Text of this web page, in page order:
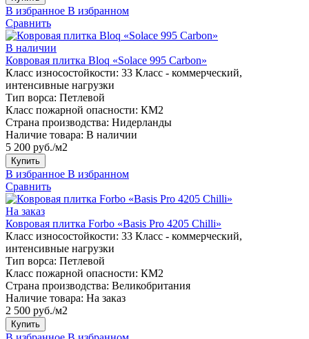
В избранное В избранном
Сравнить
В наличии
Ковровая плитка Bloq «Solace 995 Carbon»
Класс износостойкости: 33 Класс - коммерческий,
интенсивные нагрузки
Тип ворса: Петлевой
Класс пожарной опасности: КМ2
Страна производства: Нидерланды
Наличие товара: В наличии
5 200 руб./м2
Купить
В избранное В избранном
Сравнить
На заказ
Ковровая плитка Forbo «Basis Pro 4205 Сhilli»
Класс износостойкости: 33 Класс - коммерческий,
интенсивные нагрузки
Тип ворса: Петлевой
Класс пожарной опасности: КМ2
Страна производства: Великобритания
Наличие товара: На заказ
2 500 руб./м2
Купить